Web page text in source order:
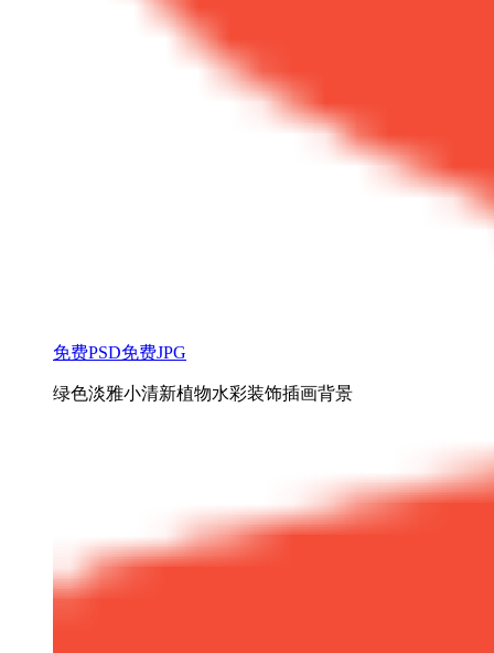
免费PSD免费JPG
绿色淡雅小清新植物水彩装饰插画背景